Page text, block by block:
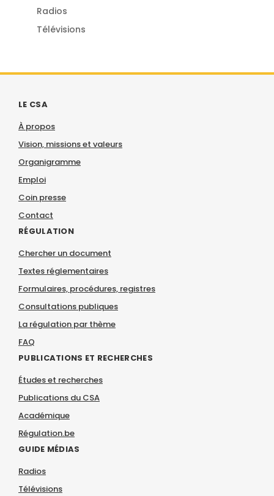
Radios
Télévisions
LE CSA
À propos
Vision, missions et valeurs
Organigramme
Emploi
Coin presse
Contact
RÉGULATION
Chercher un document
Textes réglementaires
Formulaires, procédures, registres
Consultations publiques
La régulation par thème
FAQ
PUBLICATIONS ET RECHERCHES
Études et recherches
Publications du CSA
Académique
Régulation.be
GUIDE MÉDIAS
Radios
Télévisions